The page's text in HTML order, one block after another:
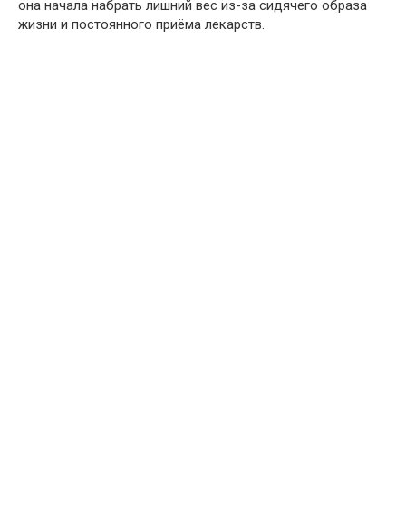
она начала набрать лишний вес из-за сидячего образа
жизни и постоянного приёма лекарств.